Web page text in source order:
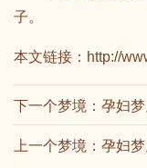
子。
本文链接： http://
下一个梦境： 孕妇
上一个梦境： 孕妇梦